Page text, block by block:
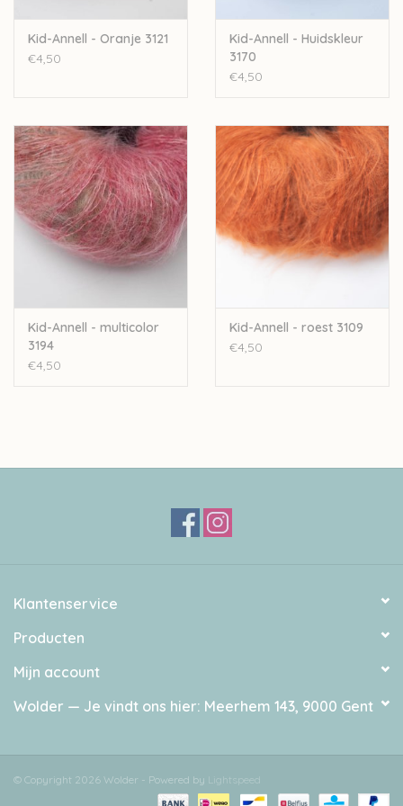
Kid-Annell - Oranje 3121
€4,50
Kid-Annell - Huidskleur
3170
€4,50
Kid-Annell - multicolor
3194
€4,50
Kid-Annell - roest 3109
€4,50
Klantenservice
Producten
Mijn account
Wolder — Je vindt ons hier: Meerhem 143, 9000 Gent
© Copyright 2026 Wolder - Powered by Lightspeed